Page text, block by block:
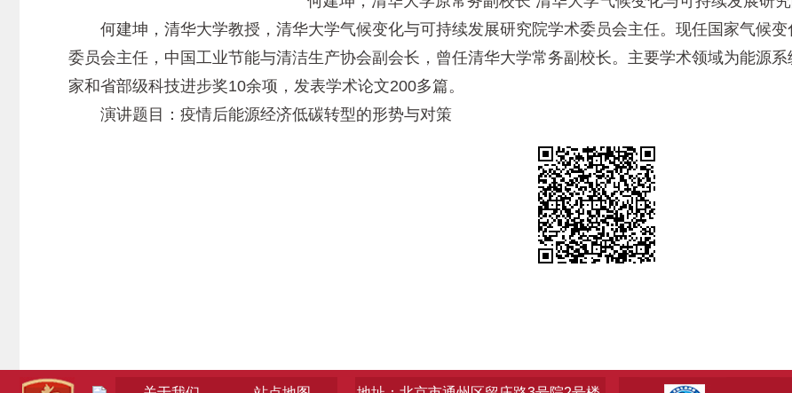
何建坤，清华大学教授，清华大学气候变化与可持续发展研究院学术委员会主任。现任国家气候变
委员会主任，中国工业节能与清洁生产协会副会长，曾任清华大学常务副校长。主要学术领域为能源
家和省部级科技进步奖10余项，发表学术论文200多篇。
演讲题目：疫情后能源经济低碳转型的形势与对策